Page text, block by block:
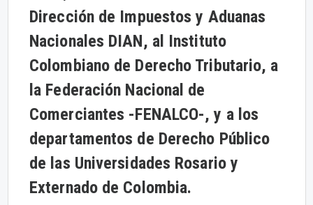
Dirección de Impuestos y Aduanas
Nacionales DIAN, al Instituto
Colombiano de Derecho Tributario, a
la Federación Nacional de
Comerciantes -FENALCO-, y a los
departamentos de Derecho Público
de las Universidades Rosario y
Externado de Colombia.